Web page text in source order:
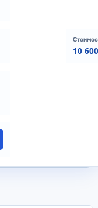
10